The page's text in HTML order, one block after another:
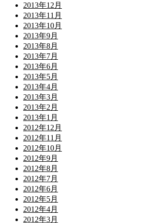
2013年12月
2013年11月
2013年10月
2013年9月
2013年8月
2013年7月
2013年6月
2013年5月
2013年4月
2013年3月
2013年2月
2013年1月
2012年12月
2012年11月
2012年10月
2012年9月
2012年8月
2012年7月
2012年6月
2012年5月
2012年4月
2012年3月